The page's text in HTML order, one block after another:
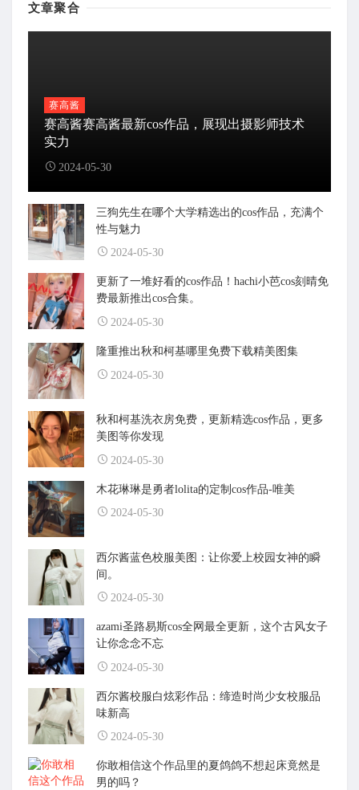
文章聚合
赛高酱
赛高酱赛高酱最新cos作品，展现出摄影师技术
实力
2024-05-30
三狗先生在哪个大学精选出的cos作品，充满个
性与魅力
2024-05-30
更新了一堆好看的cos作品！hachi小芭cos刻晴免
费最新推出cos合集。
2024-05-30
隆重推出秋和柯基哪里免费下载精美图集
2024-05-30
秋和柯基洗衣房免费，更新精选cos作品，更多
美图等你发现
2024-05-30
木花琳琳是勇者lolita的定制cos作品-唯美
2024-05-30
西尔酱蓝色校服美图：让你爱上校园女神的瞬
间。
2024-05-30
azami圣路易斯cos全网最全更新，这个古风女子
让你念念不忘
2024-05-30
西尔酱校服白炫彩作品：缔造时尚少女校服品
味新高
2024-05-30
你敢相信这个作品里的夏鸽鸽不想起床竟然是
男的吗？